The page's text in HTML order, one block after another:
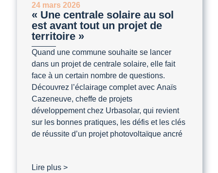
24 mars 2026
« Une centrale solaire au sol
est avant tout un projet de
territoire »
Quand une commune souhaite se lancer
dans un projet de centrale solaire, elle fait
face à un certain nombre de questions.
Découvrez l’éclairage complet avec Anaïs
Cazeneuve, cheffe de projets
développement chez Urbasolar, qui revient
sur les bonnes pratiques, les défis et les clés
de réussite d’un projet photovoltaïque ancré
Lire plus >